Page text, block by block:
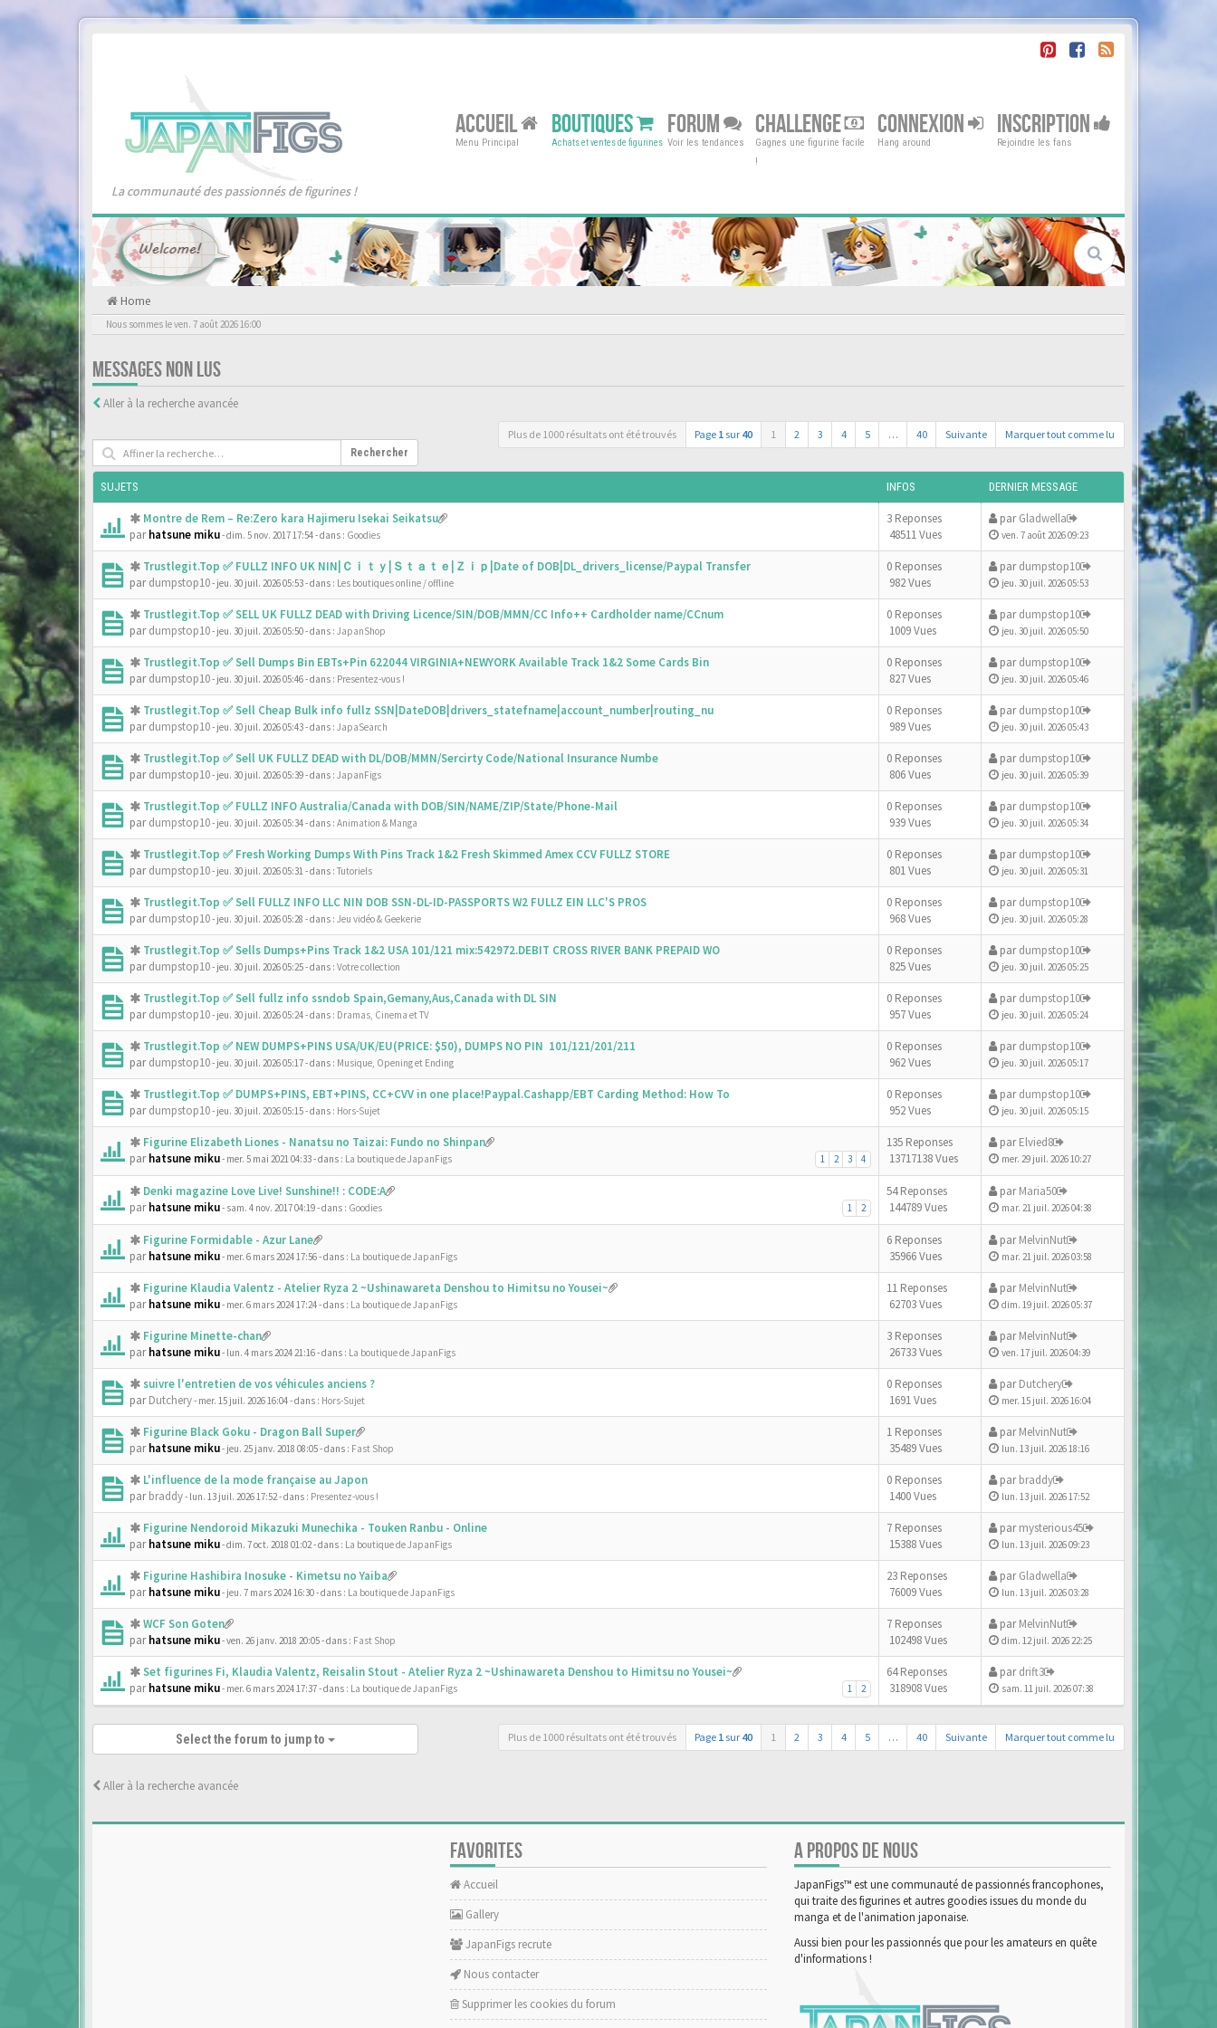
La communauté des passionnés de figurines !
ACCUEIL
Menu Principal
BOUTIQUES
Achats et ventes de figurines
FORUM
Voir les tendances
CHALLENGE
Gagnes une figurine facile
!
CONNEXION
Hang around
INSCRIPTION
Rejoindre les fans
Home
Nous sommes le ven. 7 août 2026 16:00
MESSAGES NON LUS
Aller à la recherche avancée
Rechercher
Plus de 1000 résultats ont été trouvés Page 1 sur 40 1 2 3 4 5 … 40 Suivante Marquer tout comme lu
SUJETS INFOS DERNIER MESSAGE
Montre de Rem – Re:Zero kara Hajimeru Isekai Seikatsu
parhatsune miku- dim. 5 nov. 2017 17:54- dans : Goodies
3 Reponses
48511 Vues
parGladwella
ven. 7 août 2026 09:23
Trustlegit.Top ✅ FULLZ INFO UK NIN|Ｃｉｔｙ|Ｓｔａｔｅ|Ｚｉｐ|Date of DOB|DL_drivers_license/Paypal Transfer
pardumpstop10- jeu. 30 juil. 2026 05:53- dans : Les boutiques online / offline
0 Reponses
982 Vues
pardumpstop10
jeu. 30 juil. 2026 05:53
Trustlegit.Top ✅ SELL UK FULLZ DEAD with Driving Licence/SIN/DOB/MMN/CC Info++ Cardholder name/CCnum
pardumpstop10- jeu. 30 juil. 2026 05:50- dans : JapanShop
0 Reponses
1009 Vues
pardumpstop10
jeu. 30 juil. 2026 05:50
Trustlegit.Top ✅ Sell Dumps Bin EBTs+Pin 622044 VIRGINIA+NEWYORK Available Track 1&2 Some Cards Bin
pardumpstop10- jeu. 30 juil. 2026 05:46- dans : Presentez-vous !
0 Reponses
827 Vues
pardumpstop10
jeu. 30 juil. 2026 05:46
Trustlegit.Top ✅ Sell Cheap Bulk info fullz SSN|DateDOB|drivers_statefname|account_number|routing_nu
pardumpstop10- jeu. 30 juil. 2026 05:43- dans : JapaSearch
0 Reponses
989 Vues
pardumpstop10
jeu. 30 juil. 2026 05:43
Trustlegit.Top ✅ Sell UK FULLZ DEAD with DL/DOB/MMN/Sercirty Code/National Insurance Numbe
pardumpstop10- jeu. 30 juil. 2026 05:39- dans : JapanFigs
0 Reponses
806 Vues
pardumpstop10
jeu. 30 juil. 2026 05:39
Trustlegit.Top ✅ FULLZ INFO Australia/Canada with DOB/SIN/NAME/ZIP/State/Phone-Mail
pardumpstop10- jeu. 30 juil. 2026 05:34- dans : Animation & Manga
0 Reponses
939 Vues
pardumpstop10
jeu. 30 juil. 2026 05:34
Trustlegit.Top ✅ Fresh Working Dumps With Pins Track 1&2 Fresh Skimmed Amex CCV FULLZ STORE
pardumpstop10- jeu. 30 juil. 2026 05:31- dans : Tutoriels
0 Reponses
801 Vues
pardumpstop10
jeu. 30 juil. 2026 05:31
Trustlegit.Top ✅ Sell FULLZ INFO LLC NIN DOB SSN-DL-ID-PASSPORTS W2 FULLZ EIN LLC'S PROS
pardumpstop10- jeu. 30 juil. 2026 05:28 - dans : Jeu vidéo & Geekerie
0 Reponses
968 Vues
pardumpstop10
jeu. 30 juil. 2026 05:28
Trustlegit.Top ✅ Sells Dumps+Pins Track 1&2 USA 101/121 mix:542972.DEBIT CROSS RIVER BANK PREPAID WO
pardumpstop10- jeu. 30 juil. 2026 05:25- dans : Votre collection
0 Reponses
825 Vues
pardumpstop10
jeu. 30 juil. 2026 05:25
Trustlegit.Top ✅ Sell fullz info ssndob Spain,Gemany,Aus,Canada with DL SIN
pardumpstop10- jeu. 30 juil. 2026 05:24- dans : Dramas, Cinema et TV
0 Reponses
957 Vues
pardumpstop10
jeu. 30 juil. 2026 05:24
Trustlegit.Top ✅ NEW DUMPS+PINS USA/UK/EU(PRICE: $50), DUMPS NO PIN 101/121/201/211
pardumpstop10- jeu. 30 juil. 2026 05:17- dans : Musique, Opening et Ending
0 Reponses
962 Vues
pardumpstop10
jeu. 30 juil. 2026 05:17
Trustlegit.Top ✅ DUMPS+PINS, EBT+PINS, CC+CVV in one place!Paypal.Cashapp/EBT Carding Method: How To
pardumpstop10- jeu. 30 juil. 2026 05:15- dans : Hors-Sujet
0 Reponses
952 Vues
pardumpstop10
jeu. 30 juil. 2026 05:15
Figurine Elizabeth Liones - Nanatsu no Taizai: Fundo no Shinpan
1 2 3 4
parhatsune miku- mer. 5 mai 2021 04:33- dans : La boutique de JapanFigs
135 Reponses
13717138 Vues
parElvied8
mer. 29 juil. 2026 10:27
Denki magazine Love Live! Sunshine!! : CODE:A
1 2
parhatsune miku- sam. 4 nov. 2017 04:19- dans : Goodies
54 Reponses
144789 Vues
parMaria50
mar. 21 juil. 2026 04:38
Figurine Formidable - Azur Lane
parhatsune miku- mer. 6 mars 2024 17:56- dans : La boutique de JapanFigs
6 Reponses
35966 Vues
parMelvinNut
mar. 21 juil. 2026 03:58
Figurine Klaudia Valentz - Atelier Ryza 2 ~Ushinawareta Denshou to Himitsu no Yousei~
parhatsune miku- mer. 6 mars 2024 17:24- dans : La boutique de JapanFigs
11 Reponses
62703 Vues
parMelvinNut
dim. 19 juil. 2026 05:37
Figurine Minette-chan
parhatsune miku- lun. 4 mars 2024 21:16- dans : La boutique de JapanFigs
3 Reponses
26733 Vues
parMelvinNut
ven. 17 juil. 2026 04:39
suivre l'entretien de vos véhicules anciens ?
parDutchery- mer. 15 juil. 2026 16:04- dans : Hors-Sujet
0 Reponses
1691 Vues
parDutchery
mer. 15 juil. 2026 16:04
Figurine Black Goku - Dragon Ball Super
parhatsune miku- jeu. 25 janv. 2018 08:05- dans : Fast Shop
1 Reponses
35489 Vues
parMelvinNut
lun. 13 juil. 2026 18:16
L'influence de la mode française au Japon
parbraddy- lun. 13 juil. 2026 17:52- dans : Presentez-vous !
0 Reponses
1400 Vues
parbraddy
lun. 13 juil. 2026 17:52
Figurine Nendoroid Mikazuki Munechika - Touken Ranbu - Online
parhatsune miku- dim. 7 oct. 2018 01:02- dans : La boutique de JapanFigs
7 Reponses
15388 Vues
parmysterious45
lun. 13 juil. 2026 09:23
Figurine Hashibira Inosuke - Kimetsu no Yaiba
parhatsune miku- jeu. 7 mars 2024 16:30- dans : La boutique de JapanFigs
23 Reponses
76009 Vues
parGladwella
lun. 13 juil. 2026 03:28
WCF Son Goten
parhatsune miku- ven. 26 janv. 2018 20:05- dans : Fast Shop
7 Reponses
102498 Vues
parMelvinNut
dim. 12 juil. 2026 22:25
Set figurines Fi, Klaudia Valentz, Reisalin Stout - Atelier Ryza 2 ~Ushinawareta Denshou to Himitsu no Yousei~
1 2
parhatsune miku- mer. 6 mars 2024 17:37- dans : La boutique de JapanFigs
64 Reponses
318908 Vues
pardrift3
sam. 11 juil. 2026 07:38
Plus de 1000 résultats ont été trouvés Page 1 sur 40 1 2 3 4 5 … 40 Suivante Marquer tout comme lu
Select the forum to jump to
Aller à la recherche avancée
FAVORITES
Accueil
Gallery
JapanFigs recrute
Nous contacter
Supprimer les cookies du forum
A PROPOS DE NOUS
JapanFigs™ est une communauté de passionnés francophones,
qui traite des figurines et autres goodies issues du monde du
manga et de l'animation japonaise.
Aussi bien pour les passionnés que pour les amateurs en quête
d'informations !